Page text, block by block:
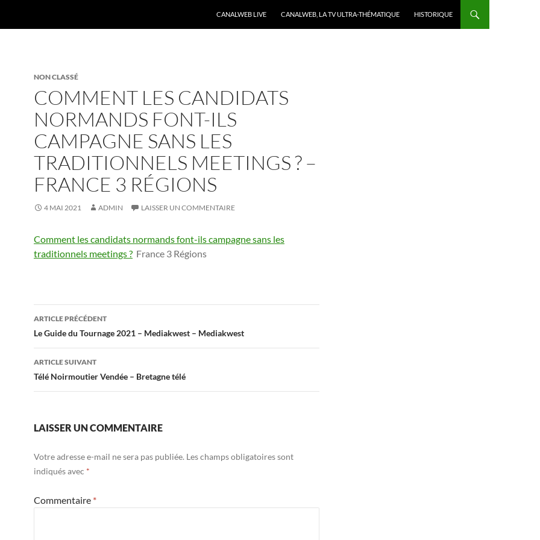
CANALWEB LIVE CANALWEB, LA TV ULTRA-THÉMATIQUE HISTORIQUE
NON CLASSÉ
COMMENT LES CANDIDATS
NORMANDS FONT-ILS
CAMPAGNE SANS LES
TRADITIONNELS MEETINGS ? –
FRANCE 3 RÉGIONS
4 MAI 2021 ADMIN LAISSER UN COMMENTAIRE
Comment les candidats normands font-ils campagne sans les
traditionnels meetings ? France 3 Régions
Navigation
des
articles
ARTICLE PRÉCÉDENT
Le Guide du Tournage 2021 – Mediakwest – Mediakwest
ARTICLE SUIVANT
Télé Noirmoutier Vendée – Bretagne télé
LAISSER UN COMMENTAIRE
Votre adresse e-mail ne sera pas publiée. Les champs obligatoires sont
indiqués avec *
Commentaire *